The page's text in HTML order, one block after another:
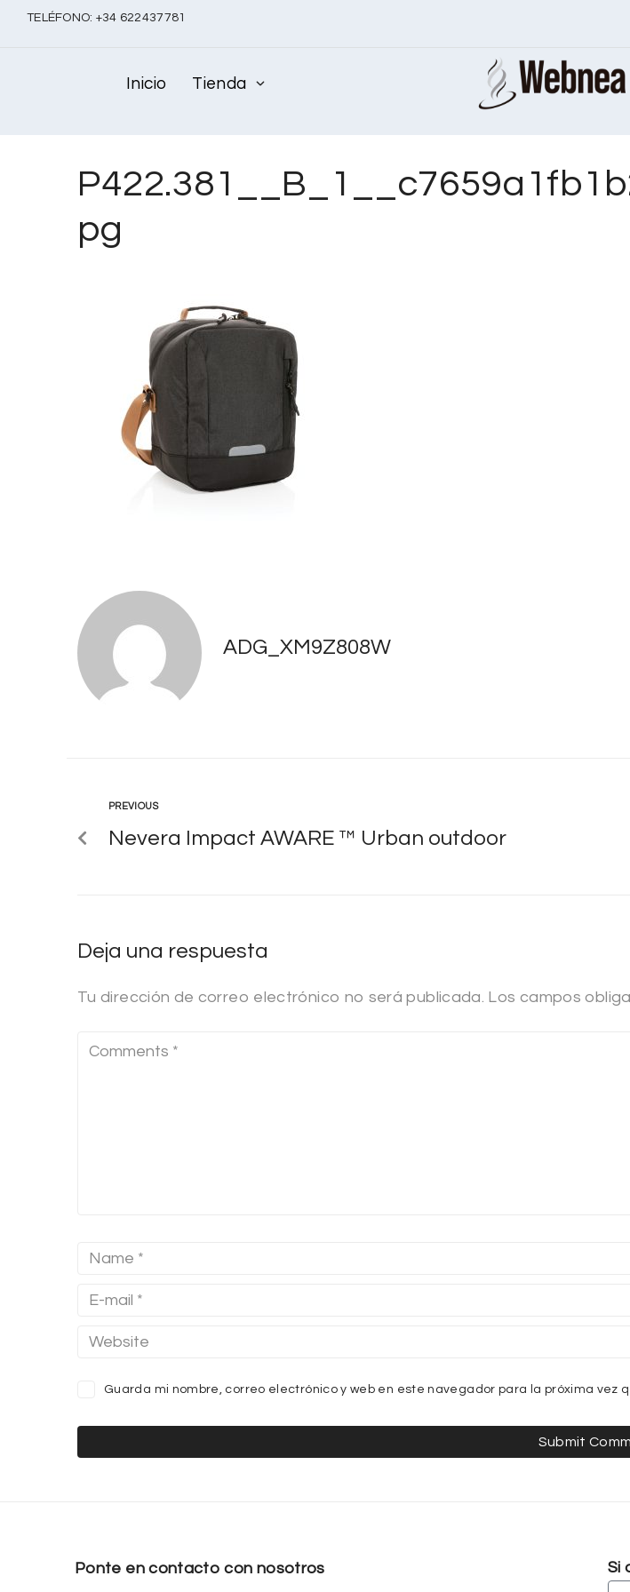
TELÉFONO: +34 622437781
Inicio Tienda
pg
ADG_XM9Z808W
PREVIOUS
Nevera Impact AWARE ™ Urban outdoor
Deja una respuesta
Tu dirección de correo electrónico no será publicada. Los campos
Guarda mi nombre, correo electrónico y web en este navegador para la próxima vez
Ponte en contacto con nosotros Si